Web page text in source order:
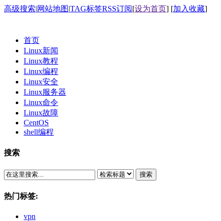
高级搜索|网站地图|TAG标签RSS订阅[设为首页] [加入收藏]
首页
Linux新闻
Linux教程
Linux编程
Linux安全
Linux服务器
Linux命令
Linux故障
CentOS
shell编程
搜索
搜索
热门标签:
vpn